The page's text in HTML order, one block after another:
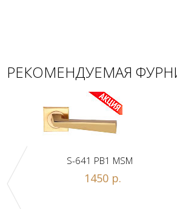
РЕКОМЕНДУЕМАЯ
S-641 PB1 MSM
1450 р.